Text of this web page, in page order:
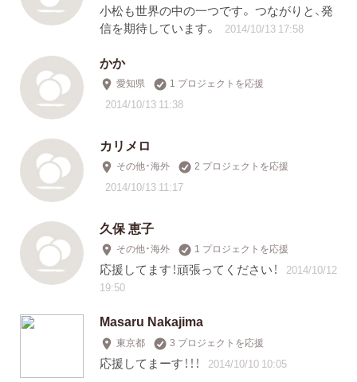
小松も世界の中の一つです。 つながりと、発
信を期待しています。
2014/10/13 17:58
かか
愛知県 1 プロジェクトを応援
2014/10/13 11:38
カリメロ
その他・海外 2 プロジェクトを応援
2014/10/13 11:17
久保 恵子
その他・海外 1 プロジェクトを応援
応援してます！頑張ってください！
2014/10/12
19:50
Masaru Nakajima
東京都 3 プロジェクトを応援
応援してまーす！！！ 2014/10/10 10:05